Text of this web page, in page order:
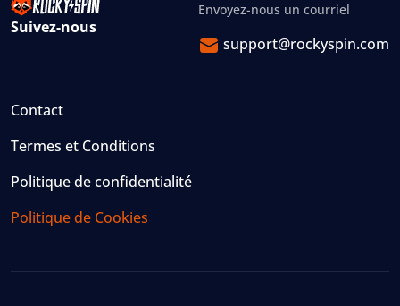
Suivez-nous
Contact
Termes et Conditions
Politique de confidentialité
Politique de Cookies
Envoyez-nous un courriel
support@rockyspin.com